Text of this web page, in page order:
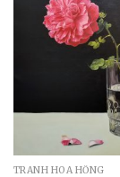
TRANH HOA HỒNG